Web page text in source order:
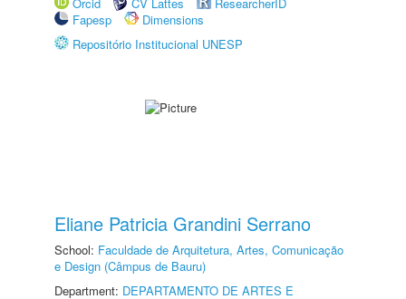
Fapesp
Dimensions
Repositório Institucional UNESP
Eliane Patricia Grandini Serrano
School: Faculdade de Arquitetura, Artes, Comunicação
e Design (Câmpus de Bauru)
Department: DEPARTAMENTO DE ARTES E